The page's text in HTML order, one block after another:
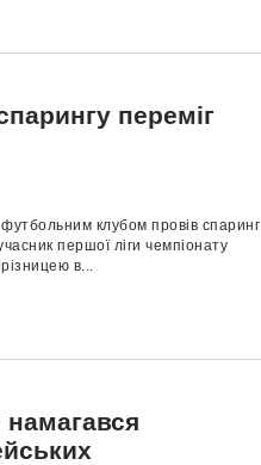
переміг
клубом провів спаринг
першої ліги чемпіонату
в...